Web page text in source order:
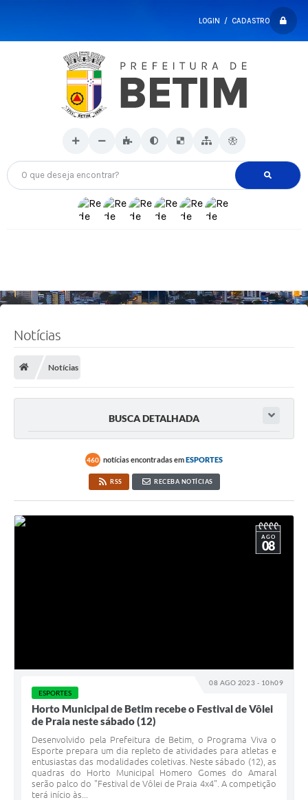
LOGIN / CADASTRO
O que deseja encontrar?
Notícias
Notícias
BUSCA DETALHADA
460 notícias encontradas emESPORTES
RSS RECEBA NOTÍCIAS
08 AGO 2023 - 10h09
AGO
08
ESPORTES
Horto Municipal de Betim recebe o Festival de Vôlei
de Praia neste sábado (12)
Desenvolvido pela Prefeitura de Betim, o Programa Viva o
Esporte prepara um dia repleto de atividades para atletas e
entusiastas das modalidades coletivas. Neste sábado (12), as
quadras do Horto Municipal Homero Gomes do Amaral
serão palco do "Festival de Vôlei de Praia 4x4". A competição
terá início às...